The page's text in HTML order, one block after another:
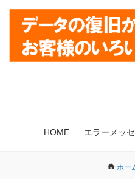
HOME エラーメッ
ホー